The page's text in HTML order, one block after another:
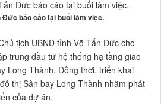
Đức báo cáo tại buổi làm việc.
Đức báo cáo tại buổi làm việc.
tịch UBND tỉnh Võ Tấn Đức cho
trung đầu tư hệ thống hạ tầng giao
Long Thành. Đồng thời, triển khai
thị Sân bay Long Thành nhằm phát
của dự án.